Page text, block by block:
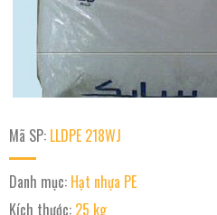
Mã SP: LLDPE 218WJ
Danh mục: Hạt nhựa PE
Kích thước: 25 kg